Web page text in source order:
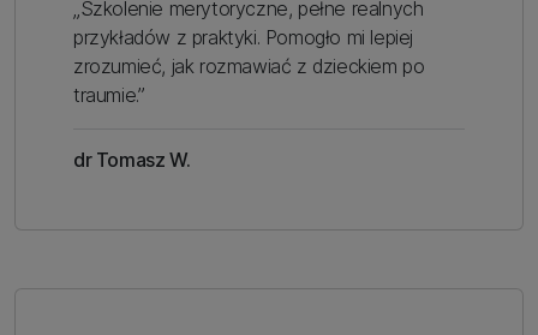
„Szkolenie merytoryczne, pełne realnych
przykładów z praktyki. Pomogło mi lepiej
zrozumieć, jak rozmawiać z dzieckiem po
traumie.”
dr Tomasz W.